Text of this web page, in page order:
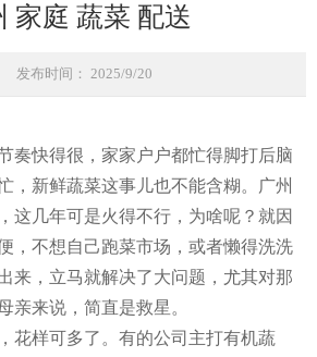
家庭 蔬菜 配送
发布时间： 2025/9/20
奏快得很，家家户户都忙得脚打后脑
，新鲜蔬菜这事儿也不能含糊。广州
这几年可是火得不行，为啥呢？就因
，不想自己跑菜市场，或者懒得洗洗
来，立马就解决了大问题，尤其对那
亲来说，简直是救星。
花样可多了。有的公司主打有机蔬